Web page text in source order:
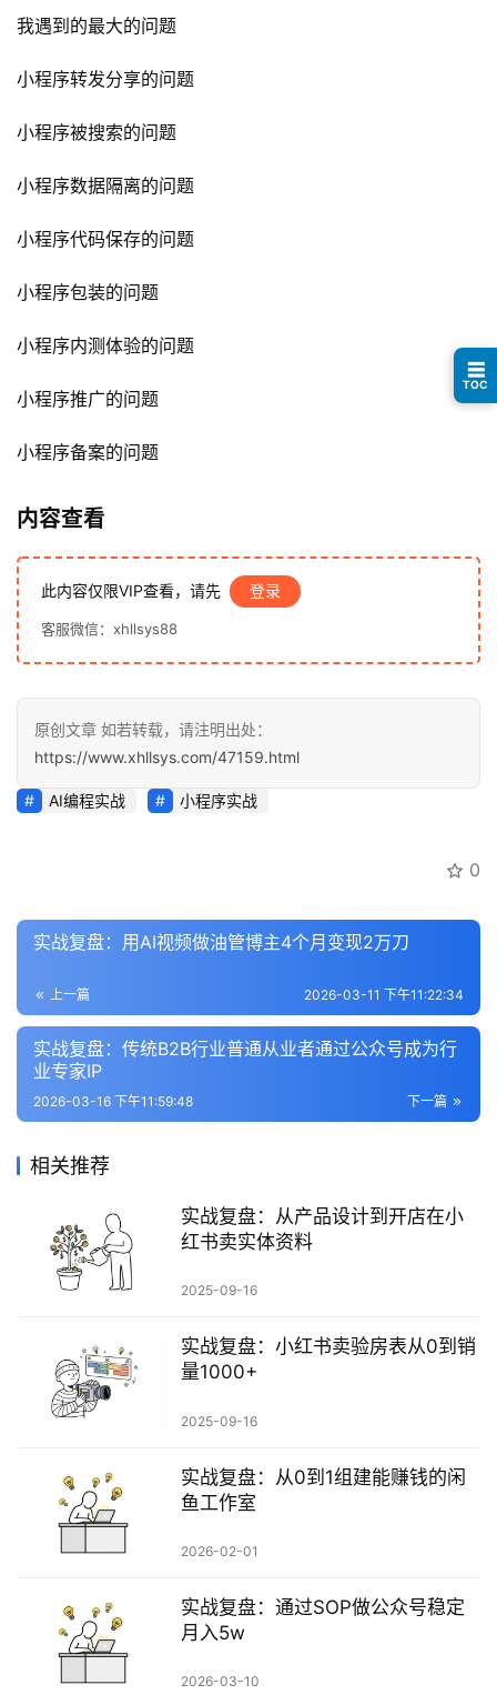
行
业
快
讯
眼
例
避
指
营
科
源
会
专
登录
我遇到的最大的问题
小程序转发分享的问题
小程序被搜索的问题
小程序数据隔离的问题
小程序代码保存的问题
小程序包装的问题
小程序内测体验的问题
小程序推广的问题
小程序备案的问题
内容查看
此内容仅限VIP查看，请先 登录
客服微信：xhllsys88
原创文章 如若转载，请注明出处：
https://www.xhllsys.com/47159.html
AI编程实战 小程序实战
0
实战复盘：用AI视频做油管博主4个月变现2万刀
上一篇 2026-03-11 下午11:22:34
实战复盘：传统B2B行业普通从业者通过公众号成为行
业专家IP
下一篇
2026-03-16 下午11:59:48
相关推荐
实战复盘：从产品设计到开店在小
红书卖实体资料
2025-09-16
实战复盘：小红书卖验房表从0到销
量1000+
2025-09-16
实战复盘：从0到1组建能赚钱的闲
鱼工作室
2026-02-01
实战复盘：通过SOP做公众号稳定
月入5w
2026-03-10
☰
TOC